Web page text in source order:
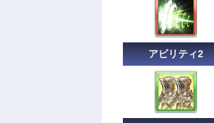
アビリティ2